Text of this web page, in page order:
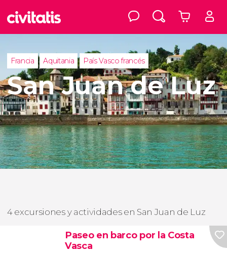
Francia Aquitania País Vasco francés
San Juan de Luz
4 excursiones y actividades en San Juan de Luz
Paseo en barco por la Costa
Vasca